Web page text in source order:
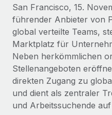
Integrierte HR-
Verknüpfen Neu
Verknüpfung beliebiger
MCP
Integrationen
Prozessoptimierung
Globale HR für
PARTNER WERDEN
Strategische
Flexible Einbettung von
Plattform
Partner werden
HR-Glossar
Checklisten und
Bibliothek für
Webinare
Events
Português (Portugal)
日本語
한국어
中文（简体）
San Francisco, 15.
führender Anbieter von
global verteilte Teams,
Marktplatz für
Neben herkömmlichen
Stellenangeboten
direkten Zugang zu
und dient als zentraler
und Arbeitssuchende